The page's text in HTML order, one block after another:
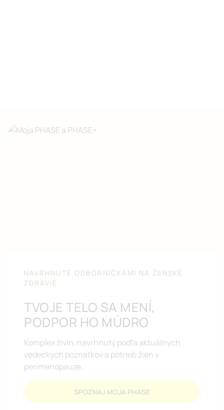
NAVRHNUTÉ ODBORNÍČKAMI NA ŽENSKÉ
ZDRAVIE
TVOJE TELO SA MENÍ,
PODPOR HO MÚDRO
Komplex živín, navrhnutý podľa aktuálnych
vedeckých poznatkov a potrieb žien v
perimenopauze.
SPOZNAJ MOJA PHASE